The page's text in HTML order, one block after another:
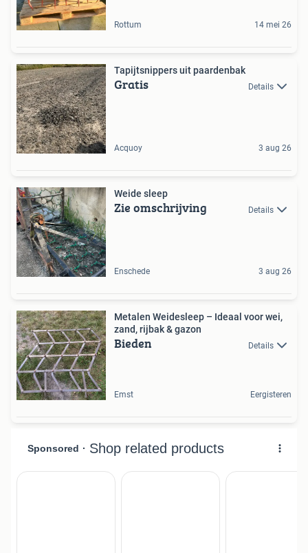
Rottum 14 mei 26
Tapijtsnippers uit paardenbak
Gratis Details
Acquoy 3 aug 26
Weide sleep
Zie omschrijving Details
Enschede 3 aug 26
Metalen Weidesleep – Ideaal voor wei,
zand, rijbak & gazon
Bieden Details
Emst Eergisteren